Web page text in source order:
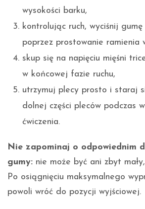
wysokości barku,
kontrolując ruch, wyciśnij
poprzez prostowanie ramienia
skup się na napięciu mięśni
w końcowej fazie ruchu,
utrzymuj plecy prosto i staraj
dolnej części pleców podczas
ćwiczenia.
Nie zapominaj o odpowiednim
gumy: nie może być ani zbyt
Po osiągnięciu maksymalnego
powoli wróć do pozycji wyjściowej.